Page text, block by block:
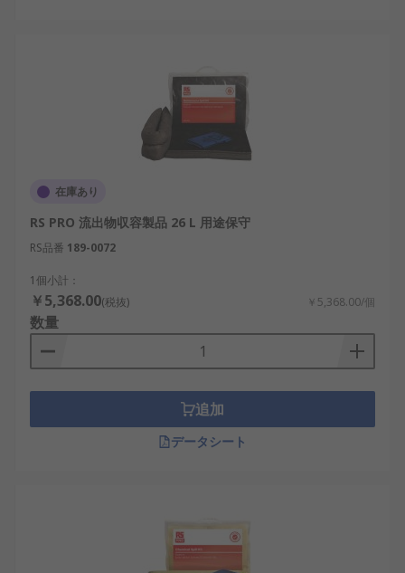
在庫あり
RS PRO 流出物収容製品 26 L 用途保守
RS品番 189-0072
1個小計：
￥5,368.00(税抜) ￥5,368.00/個
数量
追加
データシート